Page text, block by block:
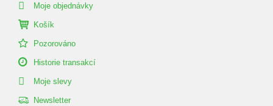
Moje objednávky
Košík
Pozorováno
Historie transakcí
Moje slevy
Newsletter